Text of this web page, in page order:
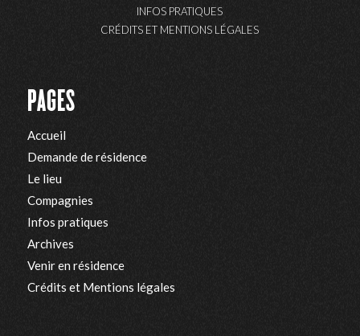
INFOS PRATIQUES
CRÉDITS ET MENTIONS LÉGALES
PAGES
Accueil
Demande de résidence
Le lieu
Compagnies
Infos pratiques
Archives
Venir en résidence
Crédits et Mentions légales